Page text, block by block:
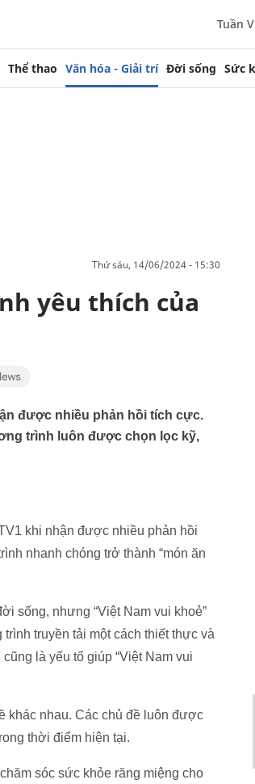
Tuần
Thể thao Văn hóa - Giải trí Đời sống Sức
thứ sáu, 14/06/2024 - 15:30
yêu thích của
được nhiều phản hồi tích cực.
trình luôn được chọn lọc kỹ,
khi nhận được nhiều phản hồi
nhanh chóng trở thành “món ăn
sống, nhưng “Việt Nam vui khoẻ”
truyền tải một cách thiết thực và
là yếu tố giúp “Việt Nam vui
khác nhau. Các chủ đề luôn được
thời điểm hiện tại.
sóc sức khỏe răng miệng cho